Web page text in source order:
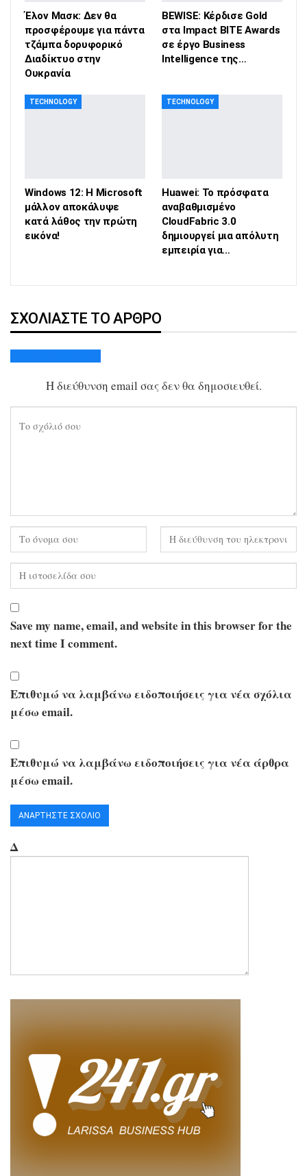
Έλον Μασκ: Δεν θα
προσφέρουμε για πάντα
τζάμπα δορυφορικό
Διαδίκτυο στην
Ουκρανία
BEWISE: Κέρδισε Gold
στα Impact BITE Awards
σε έργο Business
Intelligence της…
TECHNOLOGY
Windows 12: Η Microsoft
μάλλον αποκάλυψε
κατά λάθος την πρώτη
εικόνα!
TECHNOLOGY
Huawei: Το πρόσφατα
αναβαθμισμένο
CloudFabric 3.0
δημιουργεί μια απόλυτη
εμπειρία για…
ΣΧΟΛΙΆΣΤΕ ΤΟ ΆΡΘΡΟ
Η διεύθυνση email σας δεν θα δημοσιευθεί.
Save my name, email, and website in this browser for the
next time I comment.
Επιθυμώ να λαμβάνω ειδοποιήσεις για νέα σχόλια
μέσω email.
Επιθυμώ να λαμβάνω ειδοποιήσεις για νέα άρθρα
μέσω email.
Δ